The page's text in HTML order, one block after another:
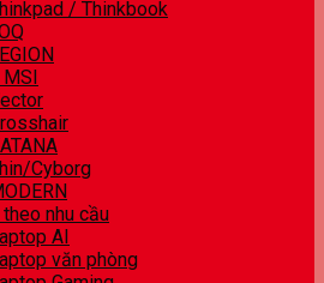
/ Thinkbook
Cyborg
nhu cầu
AI
văn phòng